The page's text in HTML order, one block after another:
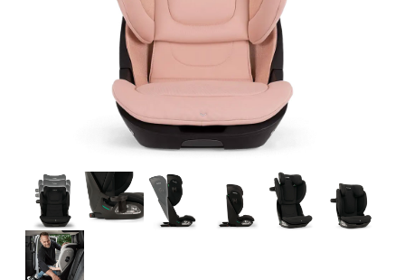
Kampanjer
Tips om gaver
Våre favoritter
Varemerker
Sol og bading Outlet
Veiledning
Kontakt oss på